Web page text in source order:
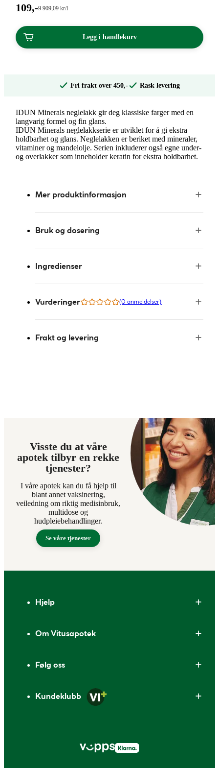
Pris:
kroner.
109,-Stykkpris:
909,09/l
9 909 ,09 kr/l
Legg i handlekurv
Fri frakt over 450,- Rask levering
IDUN Minerals neglelakk gir deg klassiske farger med en
langvarig formel og fin glans.
IDUN Minerals neglelakkserie er utviklet for å gi ekstra
holdbarhet og glans. Neglelakken er beriket med mineraler,
vitaminer og mandelolje. Serien inkluderer også egne under-
og overlakker som inneholder keratin for ekstra holdbarhet.
Mer produktinformasjon
Bruk og dosering
Ingredienser
Vurderinger (0 anmeldelser)
Frakt og levering
Visste du at våre
apotek tilbyr en rekke
tjenester?
I våre apotek kan du få hjelp til
blant annet vaksinering,
veiledning om riktig medisinbruk,
multidose og
hudpleiebehandlinger.
Se våre tjenester
Hjelp
Om Vitusapotek
Følg oss
Kundeklubb